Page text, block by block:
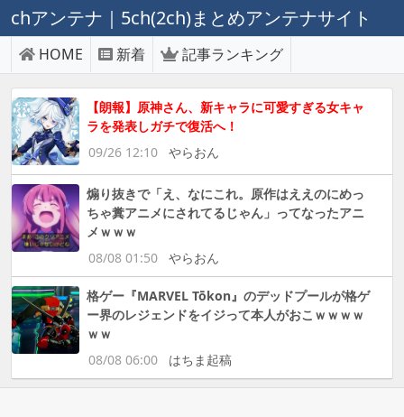
chアンテナ｜5ch(2ch)まとめアンテナサイト
HOME 新着 記事ランキング
【朗報】原神さん、新キャラに可愛すぎる女キャ
ラを発表しガチで復活へ！
09/26 12:10
やらおん
煽り抜きで「え、なにこれ。原作はええのにめっ
ちゃ糞アニメにされてるじゃん」ってなったアニ
メｗｗｗ
08/08 01:50
やらおん
格ゲー『MARVEL Tōkon』のデッドプールが格ゲ
ー界のレジェンドをイジって本人がおこｗｗｗｗ
ｗｗ
08/08 06:00
はちま起稿